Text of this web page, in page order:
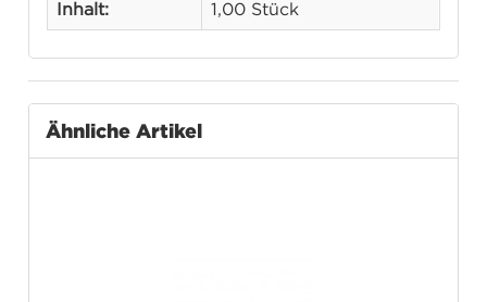
Inhalt: 1,00 Stück
Ähnliche Artikel